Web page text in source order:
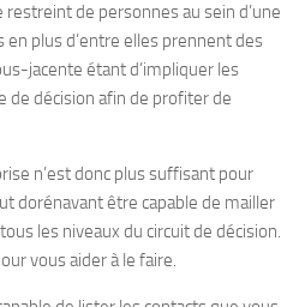
de personnes au sein d’une
en plus d’entre elles prennent des
jacente étant d’impliquer les
de décision afin de profiter de
n’est donc plus suffisant pour
dorénavant être capable de mailler
les niveaux du circuit de décision.
vous aider à le faire.